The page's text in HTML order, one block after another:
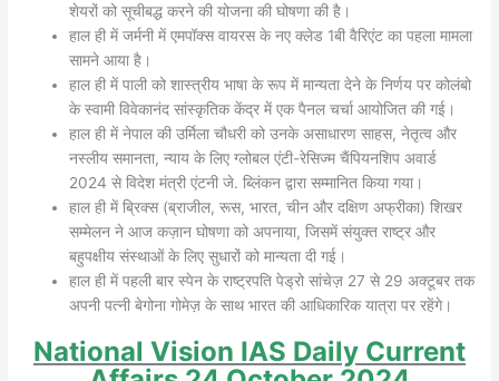
शेयरों को सूचीबद्ध करने की योजना की घोषणा की है।
हाल ही में जर्मनी में एमपॉक्स वायरस के नए क्लेड 1बी वैरिएंट का पहला मामला
सामने आया है।
हाल ही में पाली को शास्त्रीय भाषा के रूप में मान्यता देने के निर्णय पर कोलंबो
के स्वामी विवेकानंद सांस्कृतिक केंद्र में एक पैनल चर्चा आयोजित की गई।
हाल ही में नेपाल की उर्मिला चौधरी को उनके असाधारण साहस, नेतृत्व और
नस्लीय समानता, न्याय के लिए ग्लोबल एंटी-रेसिज्म चैंपियनशिप अवार्ड
2024 से विदेश मंत्री एंटनी जे. ब्लिंकन द्वारा सम्मानित किया गया।
हाल ही में ब्रिक्स (ब्राजील, रूस, भारत, चीन और दक्षिण अफ्रीका) शिखर
सम्मेलन ने आज कज़ान घोषणा को अपनाया, जिसमें संयुक्त राष्ट्र और
बहुपक्षीय संस्थाओं के लिए सुधारों को मान्यता दी गई।
हाल ही में पहली बार स्पेन के राष्ट्रपति पेड्रो सांचेज़ 27 से 29 अक्टूबर तक
अपनी पत्नी बेगोना गोमेज़ के साथ भारत की आधिकारिक यात्रा पर रहेंगे।
National Vision IAS Daily Current